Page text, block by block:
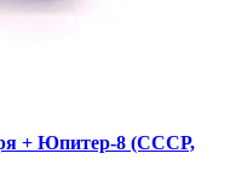
+ Юпитер-8 (СССР,